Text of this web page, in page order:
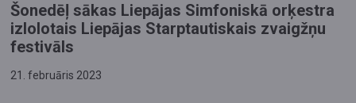
Šonedēļ sākas Liepājas Simfoniskā orķestra
izlolotais Liepājas Starptautiskais zvaigžņu
festivāls
21. februāris 2023